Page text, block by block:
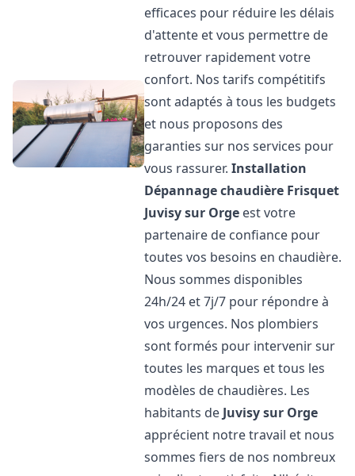
efficaces pour réduire les délais
d'attente et vous permettre de
retrouver rapidement votre
confort. Nos tarifs compétitifs
sont adaptés à tous les budgets
et nous proposons des
garanties sur nos services pour
vous rassurer.Installation
Dépannage chaudière Frisquet
Juvisy sur Orge est votre
partenaire de confiance pour
toutes vos besoins en chaudière.
Nous sommes disponibles
24h/24 et 7j/7 pour répondre à
vos urgences. Nos plombiers
sont formés pour intervenir sur
toutes les marques et tous les
modèles de chaudières. Les
habitants de Juvisy sur Orge
apprécient notre travail et nous
sommes fiers de nos nombreux